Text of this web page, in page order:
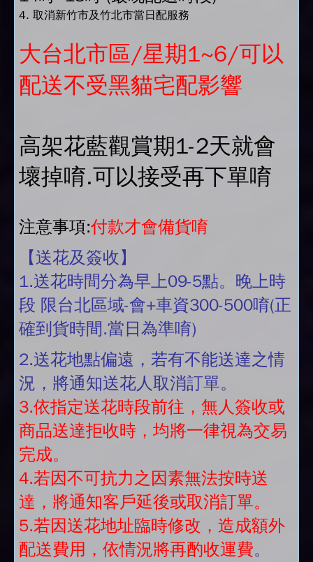
4. 取消新竹市及竹北市當日配服務
大台北市區/星期1~6/可以
配送不受黑貓宅配影響
高架花藍觀賞期1-2天就會
壞掉唷.可以接受再下單唷
注意事項:付款才會備貨唷
【送花及簽收】
1.送花時間分為早上09-5點。晚上時
段 限台北區域-會+車資300-500唷(正
確到貨時間.當日為準唷)
2.送花地點偏遠，若有不能送達之情
況，將通知送花人取消訂單。
3.依指定送花時段前往，無人簽收或
商品送達拒收時，均將一律視為交易
完成。
4.若因不可抗力之因素無法按時送
達，將通知客戶延後或取消訂單。
5.若因送花地址臨時修改，造成額外
配送費用，依情況將再酌收運費。